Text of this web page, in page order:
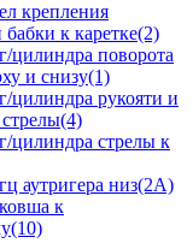
крепления
к каретке(2)
цилиндра поворота
и снизу(1)
цилиндра рукояти и
цилиндра стрелы к
аутригера низ(2А)
к